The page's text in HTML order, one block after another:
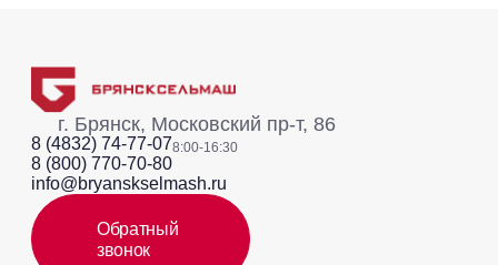
г. Брянск, Московский пр-т, 86
8 (4832) 74-77-078:00-16:30
8 (800) 770-70-80
info@bryanskselmash.ru
Обратный
звонок